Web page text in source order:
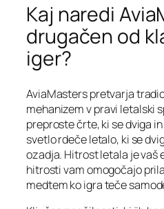
Kaj naredi
drugačen od
iger?
AviaMasters pretvarja
mehanizem v pravi letalski
preproste črte, ki se dviga
svetlo rdeče letalo, ki se
ozadja. Hitrost letala je vaš
hitrosti vam omogočajo
medtem ko igra teče